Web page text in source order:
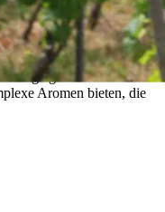
gedeihen und eine
Aromen bieten, die